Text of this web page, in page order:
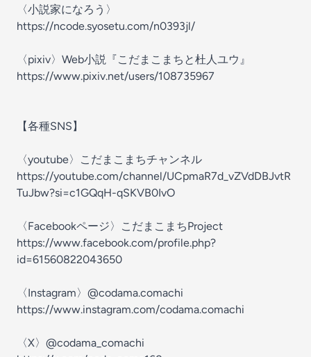
〈小説家になろう〉
https://ncode.syosetu.com/n0393jl/
〈pixiv〉Web小説『こだまこまちと杜人ユウ』
https://www.pixiv.net/users/108735967
【各種SNS】
〈youtube〉こだまこまちチャンネル
https://youtube.com/channel/UCpmaR7d_vZVdDBJvtR
TuJbw?si=c1GQqH-qSKVB0IvO
〈Facebookページ〉こだまこまちProject
https://www.facebook.com/profile.php?
id=61560822043650
〈Instagram〉@codama.comachi
https://www.instagram.com/codama.comachi
〈X〉@codama_comachi